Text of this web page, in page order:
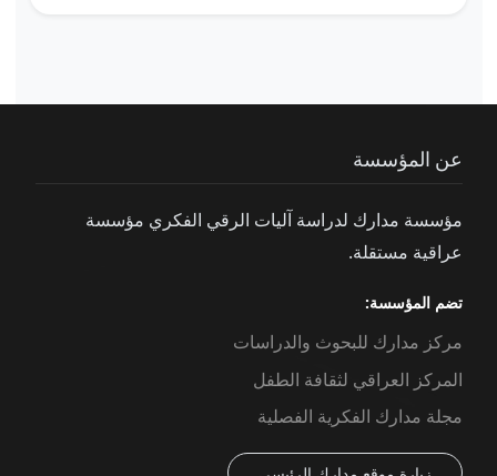
عن المؤسسة
مؤسسة مدارك لدراسة آليات الرقي الفكري مؤسسة
عراقية مستقلة.
تضم المؤسسة:
مركز مدارك للبحوث والدراسات
المركز العراقي لثقافة الطفل
مجلة مدارك الفكرية الفصلية